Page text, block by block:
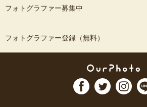
フォトグラファー募集中
フォトグラファー登録（無料）